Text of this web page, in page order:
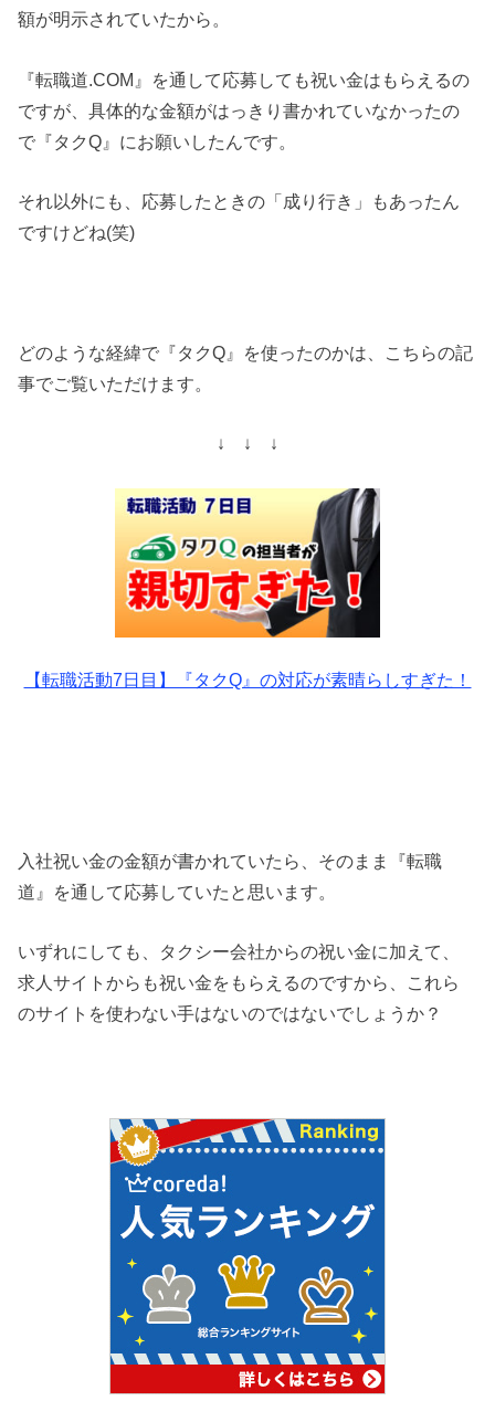
額が明示されていたから。
『転職道.COM』を通して応募しても祝い金はもらえるの
ですが、具体的な金額がはっきり書かれていなかったの
で『タクQ』にお願いしたんです。
それ以外にも、応募したときの「成り行き」もあったん
ですけどね(笑)
どのような経緯で『タクQ』を使ったのかは、こちらの記
事でご覧いただけます。
↓ ↓ ↓
【転職活動7日目】『タクQ』の対応が素晴らしすぎた！
入社祝い金の金額が書かれていたら、そのまま『転職
道』を通して応募していたと思います。
いずれにしても、タクシー会社からの祝い金に加えて、
求人サイトからも祝い金をもらえるのですから、これら
のサイトを使わない手はないのではないでしょうか？